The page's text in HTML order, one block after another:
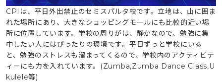
CPI は、平日外出禁止のセミスパルタ校です。立地は、山に囲ま
れた場所にあり、大きなショッピングモールにも比較的近い場
所に位置しています。学校の周りがは、静かなので、勉強に集
中したい人にはぴったりの環境です。平日ずっと学校にいる
と、勉強のストレスも溜まってくるので、学校内のアクティビテ
ィーにも力を入れています。(Zumba,Zumba Dance Class,U
kulele等)